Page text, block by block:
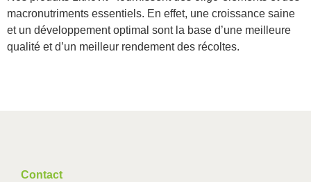
macronutriments essentiels. En effet, une croissance saine
et un développement optimal sont la base d’une meilleure
qualité et d’un meilleur rendement des récoltes.
Contact